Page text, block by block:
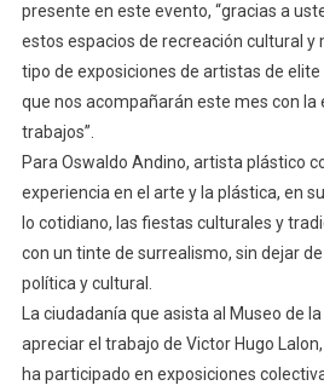
presente en este evento, “gracias a
estos espacios de recreación cultural y
tipo de exposiciones de artistas de elite
que nos acompañarán este mes con la
trabajos”.
Para Oswaldo Andino, artista plástico
experiencia en el arte y la plástica, en
lo cotidiano, las fiestas culturales y
con un tinte de surrealismo, sin dejar
política y cultural.
La ciudadanía que asista al Museo de
apreciar el trabajo de Victor Hugo
ha participado en exposiciones